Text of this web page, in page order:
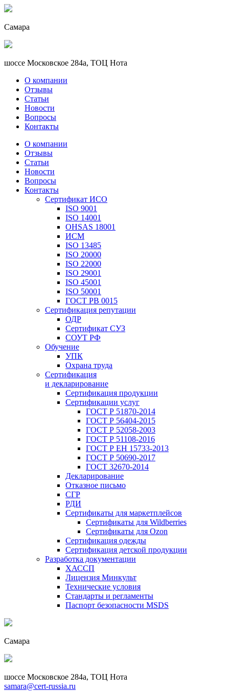
Самара
шоссе Московское 284а, ТОЦ Нота
О компании
Отзывы
Статьи
Новости
Вопросы
Контакты
О компании
Отзывы
Статьи
Новости
Вопросы
Контакты
Сертификат ИСО
ISO 9001
ISO 14001
OHSAS 18001
ИСМ
ISO 13485
ISO 20000
ISO 22000
ISO 29001
ISO 45001
ISO 50001
ГОСТ РВ 0015
Сертификация репутации
ОДР
Сертификат СУЗ
СОУТ РФ
Обучение
УПК
Охрана труда
Сертификация
и декларирование
Сертификация продукции
Сертификации услуг
ГОСТ Р 51870-2014
ГОСТ Р 56404-2015
ГОСТ Р 52058-2003
ГОСТ Р 51108-2016
ГОСТ Р ЕН 15733-2013
ГОСТ Р 50690-2017
ГОСТ 32670-2014
Декларирование
Отказное письмо
СГР
РДИ
Сертификаты для маркетплейсов
Сертификаты для Wildberries
Сертификаты для Ozon
Сертификация одежды
Сертификация детской продукции
Разработка документации
ХАССП
Лицензия Минкульт
Технические условия
Стандарты и регламенты
Паспорт безопасности MSDS
Самара
шоссе Московское 284а, ТОЦ Нота
samara@cert-russia.ru